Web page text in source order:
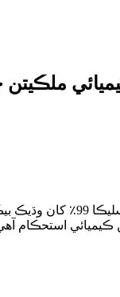
فيوز ٿيل سليڪا اعلي پاڪائي سليڪا مان ٺاهيو ويو آهي،